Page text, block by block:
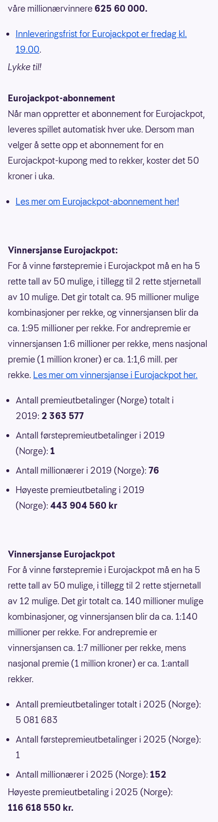
våre millionærvinnere 625 60 000.
Innleveringsfrist for Eurojackpot er fredag kl.
19.00.
Lykke til!
Eurojackpot-abonnement
Når man oppretter et abonnement for Eurojackpot,
leveres spillet automatisk hver uke. Dersom man
velger å sette opp et abonnement for en
Eurojackpot-kupong med to rekker, koster det 50
kroner i uka.
Les mer om Eurojackpot-abonnement her!
Vinnersjanse Eurojackpot:
For å vinne førstepremie i Eurojackpot må en ha 5
rette tall av 50 mulige, i tillegg til 2 rette stjernetall
av 10 mulige. Det gir totalt ca. 95 millioner mulige
kombinasjoner per rekke, og vinnersjansen blir da
ca. 1:95 millioner per rekke. For andrepremie er
vinnersjansen 1:6 millioner per rekke, mens nasjonal
premie (1 million kroner) er ca. 1:1,6 mill. per
rekke. Les mer om vinnersjanse i Eurojackpot her.
Antall premieutbetalinger (Norge) totalt i
2019: 2 363 577
Antall førstepremieutbetalinger i 2019
(Norge): 1
Antall millionærer i 2019 (Norge): 76
Høyeste premieutbetaling i 2019
(Norge): 443 904 560 kr
Vinnersjanse Eurojackpot
For å vinne førstepremie i Eurojackpot må en ha 5
rette tall av 50 mulige, i tillegg til 2 rette stjernetall
av 12 mulige. Det gir totalt ca. 140 millioner mulige
kombinasjoner, og vinnersjansen blir da ca. 1:140
millioner per rekke. For andrepremie er
vinnersjansen ca. 1:7 millioner per rekke, mens
nasjonal premie (1 million kroner) er ca. 1:antall
rekker.
Antall premieutbetalinger totalt i 2025 (Norge):
5 081 683
Antall førstepremieutbetalinger i 2025 (Norge):
1
Antall millionærer i 2025 (Norge): 152
Høyeste premieutbetaling i 2025 (Norge):
116 618 550 kr.